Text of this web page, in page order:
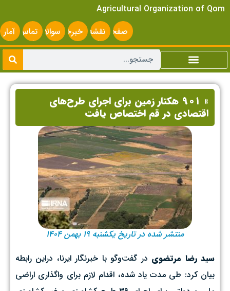
Agricultural Organization of Qom
صفحه
اصلی
نقشه
سایت
خبرخوانسوالات
متداول
تماس
با ما
آمار
» ۹۰۱ هکتار زمین برای اجرای طرح‌های
اقتصادی در قم اختصاص یافت
منتشر شده در تاریخ یکشنبه ۱۹ بهمن ۱۴۰۴
سید رضا مرتضوی در گفت‌وگو با خبرنگار ایرنا، دراین رابطه
بیان کرد: طی مدت یاد شده، اقدام لازم برای واگذاری اراضی